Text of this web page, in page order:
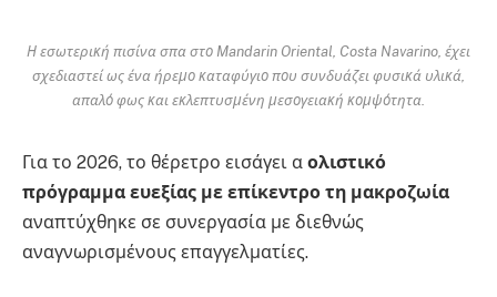
Η εσωτερική πισίνα σπα στο Mandarin Oriental, Costa Navarino, έχει
σχεδιαστεί ως ένα ήρεμο καταφύγιο που συνδυάζει φυσικά υλικά,
απαλό φως και εκλεπτυσμένη μεσογειακή κομψότητα.
Για το 2026, το θέρετρο εισάγει α ολιστικό
πρόγραμμα ευεξίας με επίκεντρο τη μακροζωία
αναπτύχθηκε σε συνεργασία με διεθνώς
αναγνωρισμένους επαγγελματίες.